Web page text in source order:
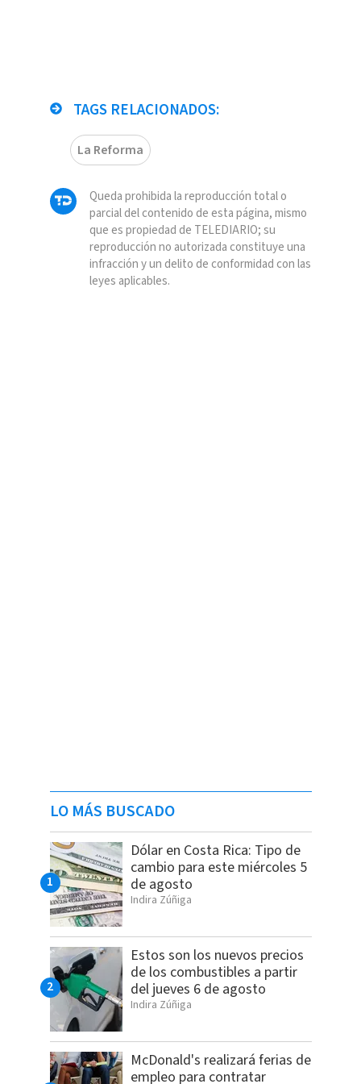
TAGS RELACIONADOS:
La Reforma
Queda prohibida la reproducción total o
parcial del contenido de esta página, mismo
que es propiedad de TELEDIARIO; su
reproducción no autorizada constituye una
infracción y un delito de conformidad con las
leyes aplicables.
LO MÁS BUSCADO
Dólar en Costa Rica: Tipo de
cambio para este miércoles 5
de agosto
Indira Zúñiga
Estos son los nuevos precios
de los combustibles a partir
del jueves 6 de agosto
Indira Zúñiga
McDonald's realizará ferias de
empleo para contratar